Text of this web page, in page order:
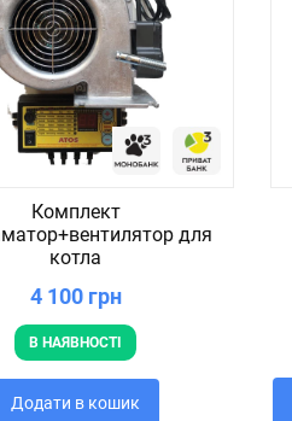
Комплект
для
котла
4 100 грн
В НАЯВНОСТІ
Додати в кошик